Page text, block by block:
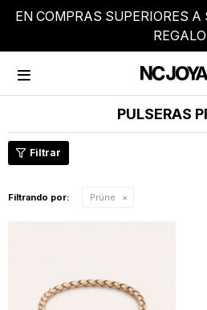
EN COMPRAS SUPERIORES
REGALO

PULSERAS
Filtrando por: Prüne